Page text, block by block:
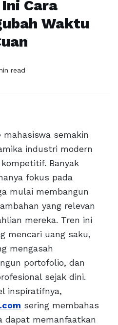
Cara
Waktu
read
semakin
industri modern
Banyak
fokus pada
mulai membangun
yang relevan
mereka. Tren ini
mencari uang saku,
mengasah
portofolio, dan
sejak dini.
inspiratifnya,
sering membahas
dapat memanfaatkan